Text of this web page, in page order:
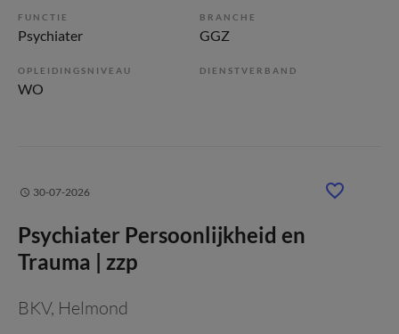
FUNCTIE
Psychiater
BRANCHE
GGZ
OPLEIDINGSNIVEAU
WO
DIENSTVERBAND
30-07-2026
Psychiater Persoonlijkheid en
Trauma | zzp
BKV, Helmond